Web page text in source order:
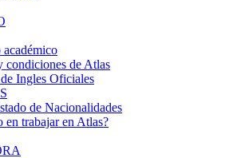
condiciones de Atlas
Ingles Oficiales
de Nacionalidades
en trabajar en Atlas?